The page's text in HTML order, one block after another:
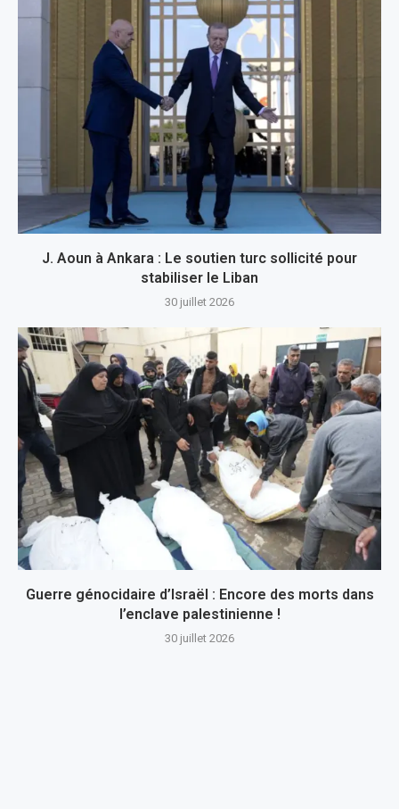
J. Aoun à Ankara : Le soutien turc sollicité pour
stabiliser le Liban
30 juillet 2026
Guerre génocidaire d’Israël : Encore des morts dans
l’enclave palestinienne !
30 juillet 2026